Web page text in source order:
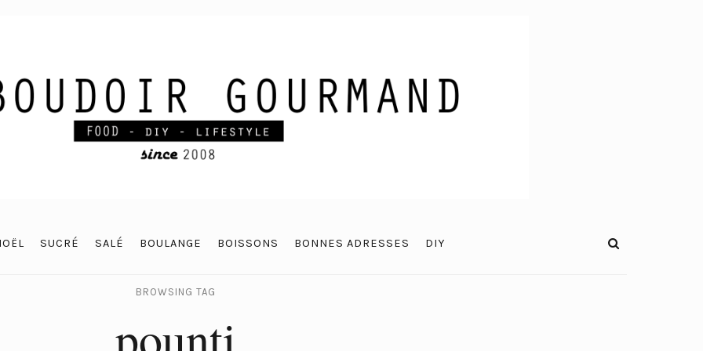
SUCRÉ SALÉ BOULANGE BOISSONS BONNES ADRESSES DIY
BROWSING TAG
pounti